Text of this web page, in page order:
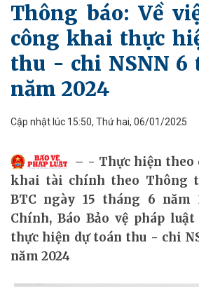
Thông báo: Về
công khai thực
thu - chi NSNN 6
năm 2024
Cập nhật lúc 15:50, Thứ hai, 06/01/2025
- Thực hiện theo
khai tài chính theo Thông
BTC ngày 15 tháng 6 năm
Chính, Báo Bảo vệ pháp
thực hiện dự toán thu - chi
năm 2024